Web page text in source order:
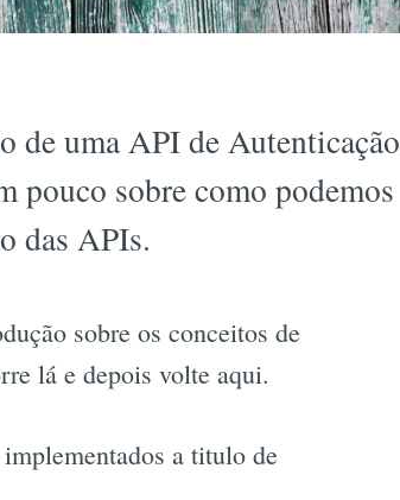
de uma API de Autenticação
pouco sobre como podemos
das APIs.
sobre os conceitos de
lá e depois volte aqui.
a titulo de